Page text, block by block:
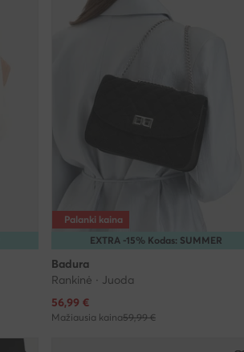
EXTRA -15% Kodas: SUMMER
Palanki kaina
Badura
Rankinė · Juoda
Dabartinė kaina
56,99 €
Mažiausia kaina59,99 €